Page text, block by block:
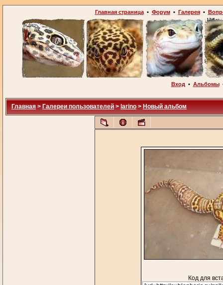
Главная страница• Форум• Галерея•
Вход • Альбомы
Главная > Галереи пользователей > larino > Новый альбом
Код для